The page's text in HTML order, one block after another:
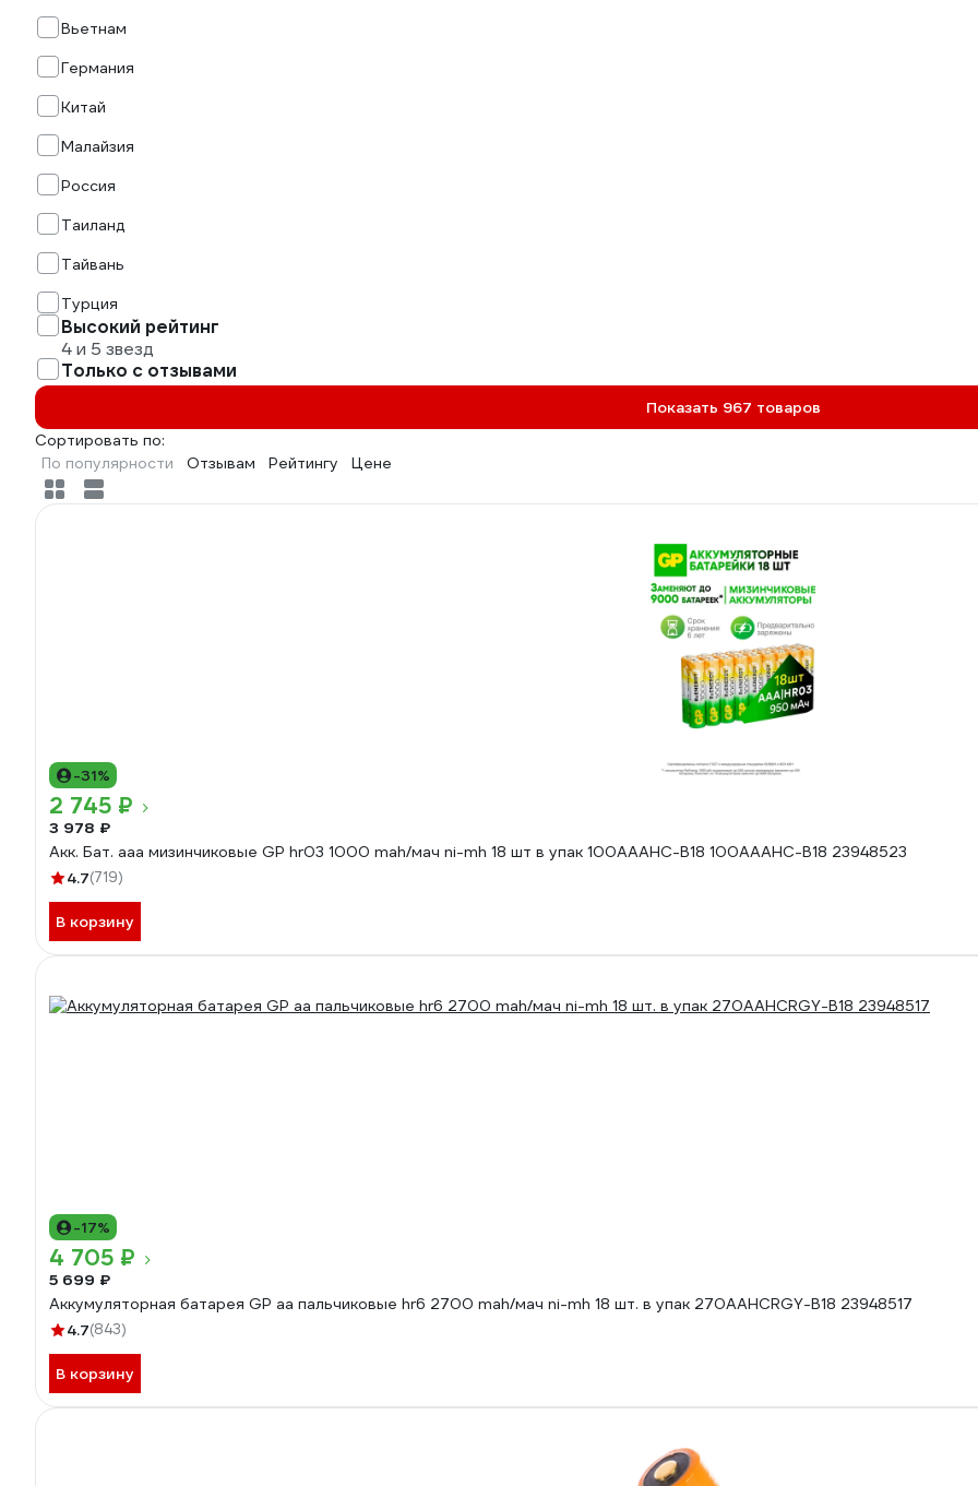
Вьетнам
Германия
Китай
Малайзия
Россия
Таиланд
Тайвань
Турция
Высокий рейтинг
4 и 5 звезд
Только с отзывами
Показать 967 товаров
Сортировать по:
По популярности
Отзывам Рейтингу Цене
-31%
2 745 ₽
3 978 ₽
Акк. Бат. ааа мизинчиковые GP hr03 1000 mah/мач ni-mh 18 шт в упак 100AAAHC-B18 100AAAHC-B18 23948523
4.7(719)
В корзину
-17%
4 705 ₽
5 699 ₽
Аккумуляторная батарея GP аа пальчиковые hr6 2700 mah/мач ni-mh 18 шт. в упак 270AAHCRGY-B18 23948517
4.7(843)
В корзину